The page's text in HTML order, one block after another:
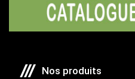
Nos produits